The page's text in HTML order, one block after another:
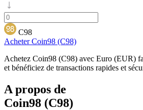
C98
Acheter Coin98 (C98)
Achetez Coin98 (C98) avec Euro (EUR)
et bénéficiez de transactions rapides et
A propos de
Coin98 (C98)